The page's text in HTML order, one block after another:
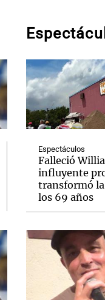
Espectáculos
Falleció
influyente
transformó la
los 69 años